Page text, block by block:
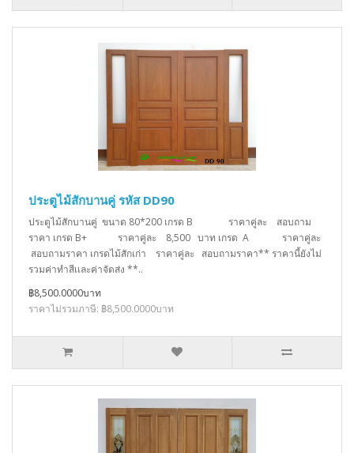
ประตูไม้สักบานคู่ รหัส DD90
ประตูไม้สักบานคู่ ขนาด 80*200 เกรด B ราคาคู่ละ สอบถาม
ราคา เกรด B+ ราคาคู่ละ 8,500 บาท เกรด A ราคาคู่ละ
สอบถามราคา เกรดไม้สักเก่า ราคาคู่ละ สอบถามราคา** ราคานี้ยังไม่
รวมค่าทำสีเเละค่าจัดส่ง **..
฿8,500.0000บาท
ราคาไม่รวมภาษี: ฿8,500.0000บาท